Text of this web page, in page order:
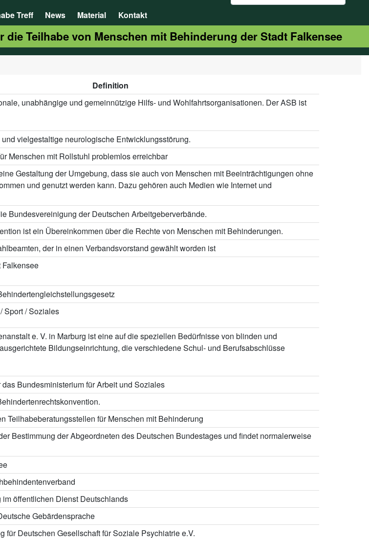
Treff News Material Kontakt
die Teilhabe von Menschen mit Behinderung der Stadt Falkensee
Definition
unabhängige und gemeinnützige Hilfs- und Wohlfahrtsorganisationen. Der ASB ist
vielgestaltige neurologische Entwicklungsstörung.
Menschen mit Rollstuhl problemlos erreichbar
Gestaltung der Umgebung, dass sie auch von Menschen mit Beeinträchtigungen ohne
und genutzt werden kann. Dazu gehören auch Medien wie Internet und
Bundesvereinigung der Deutschen Arbeitgeberverbände.
ist ein Übereinkommen über die Rechte von Menschen mit Behinderungen.
der in einen Verbandsvorstand gewählt worden ist
Falkensee
Sport / Soziales
e. V. in Marburg ist eine auf die speziellen Bedürfnisse von blinden und
Bildungseinrichtung, die verschiedene Schul- und Berufsabschlüsse
Bundesministerium für Arbeit und Soziales
Teilhabeberatungsstellen für Menschen mit Behinderung
Bestimmung der Abgeordneten des Deutschen Bundestages und findet normalerweise
öffentlichen Dienst Deutschlands
Gebärdensprache
für Deutschen Gesellschaft für Soziale Psychiatrie e.V.